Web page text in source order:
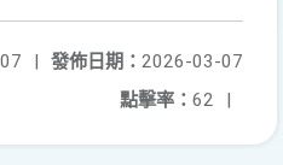
發佈日期： 2026-03-07
|
點擊率： 62 |